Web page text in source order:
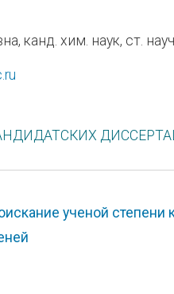
канд. хим. наук, ст.
ученой степени